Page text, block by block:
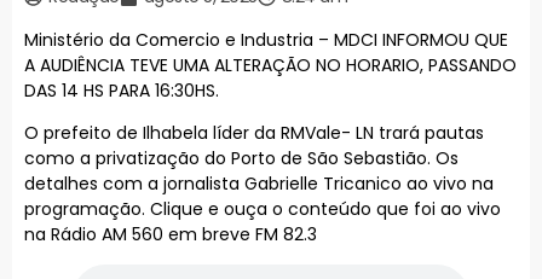
Ministério da Comercio e Industria – MDCI INFORMOU QUE
A AUDIÊNCIA TEVE UMA ALTERAÇÃO NO HORARIO, PASSANDO
DAS 14 HS PARA 16:30HS.
O prefeito de Ilhabela líder da RMVale- LN trará pautas
como a privatização do Porto de São Sebastião. Os
detalhes com a jornalista Gabrielle Tricanico ao vivo na
programação. Clique e ouça o conteúdo que foi ao vivo
na Rádio AM 560 em breve FM 82.3